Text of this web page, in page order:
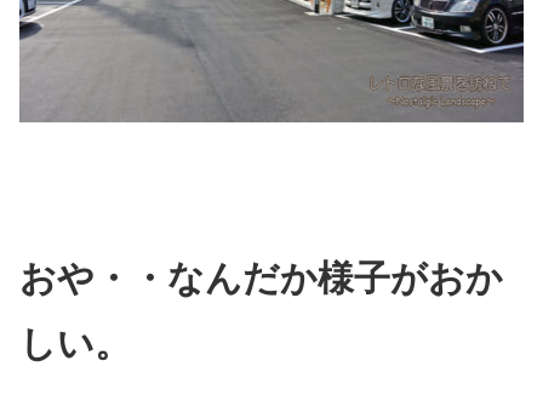
おや・・なんだか様子がおか
しい。